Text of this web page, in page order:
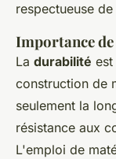
respectueuse
Importance
La durabilité
construction de
seulement la
résistance aux
L'emploi de